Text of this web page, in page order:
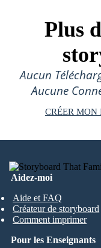
Plus
Aucun
Aucune
CRÉER MON
Aidez-moi
Aide et FAQ
Créateur de storyboard
Comment imprimer
Pour les Enseignants